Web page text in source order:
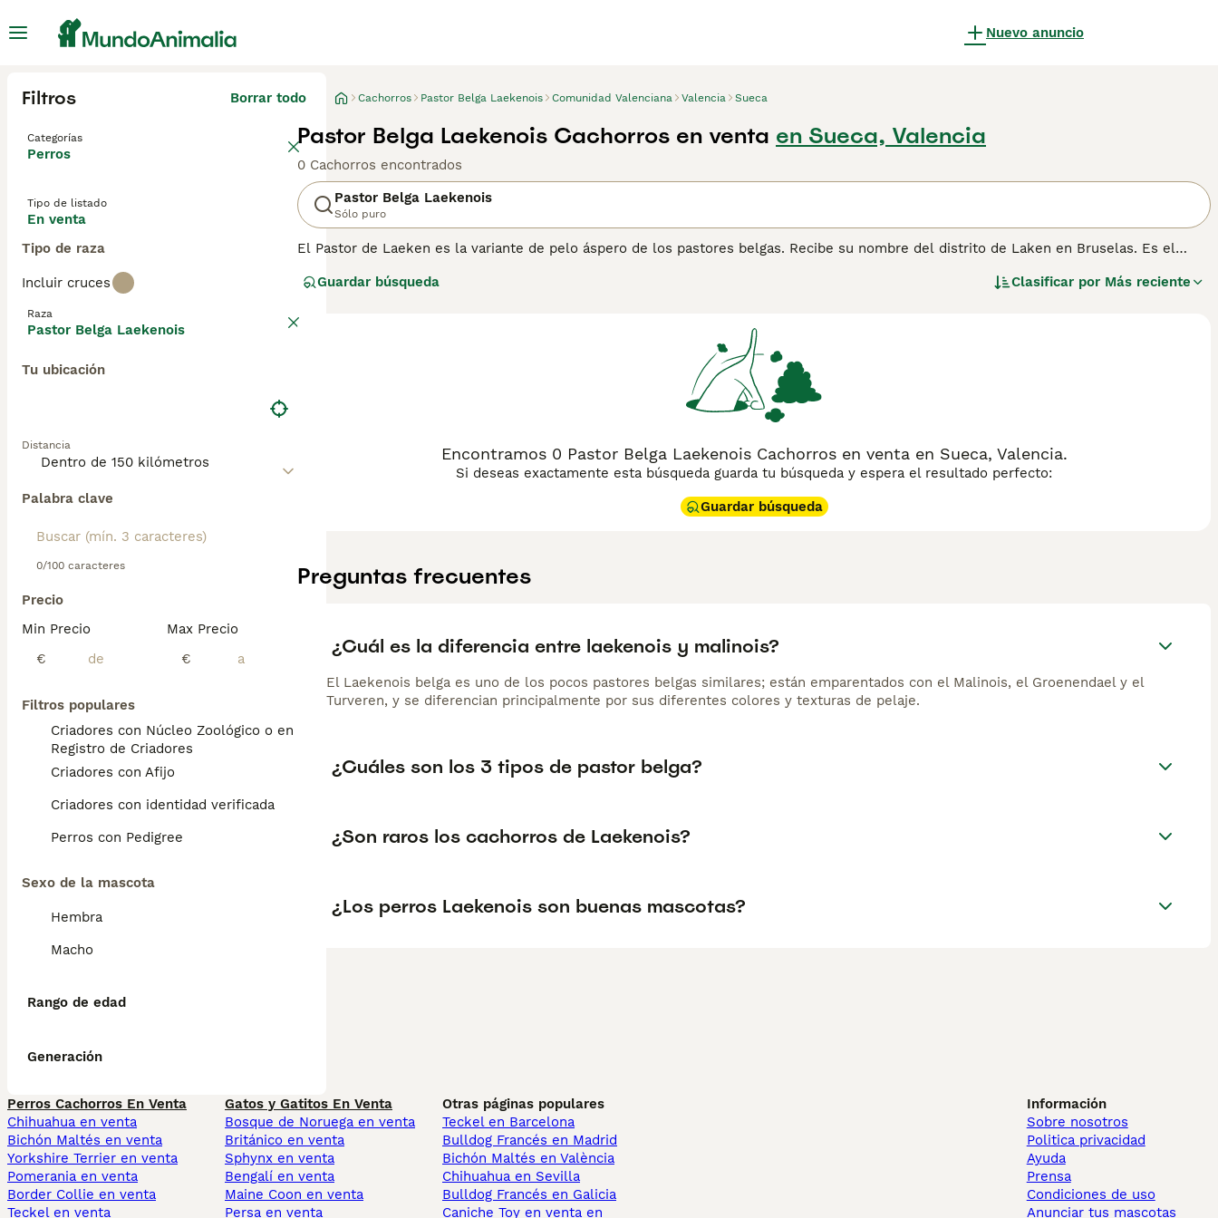
Nuevo anuncio
Filtros Borrar todo
Categorías
Perros
Tipo de listado
En venta
Tipo de raza
Incluir cruces
Raza
Pastor Belga Laekenois
Tu ubicación
Distancia
Palabra clave
0/100 caracteres
Precio
Min Precio
€
Max Precio
€
Filtros populares
Criadores con Núcleo Zoológico o en el
Registro de Criadores
Criadores con Afijo
Criadores con identidad verificada
Perros con Pedigree
Sexo de la mascota
Hembra
Macho
Rango de edad
Generación
Cachorros Pastor Belga Laekenois Comunidad Valenciana Valencia Sueca
Pastor Belga Laekenois Cachorros en venta en Sueca, Valencia
0 Cachorros encontrados
Pastor Belga Laekenois
Sólo puro
El Pastor de Laeken es la variante de pelo áspero de los pastores belgas. Recibe su nombre del distrito de Laken en Bruselas. Es el
familia. Consultanuestra página de consejos sobre el Pastor de Laeken para obtener más información sobre esta raza.
Guardar búsqueda Clasificar por Más reciente
Encontramos 0 Pastor Belga Laekenois Cachorros en venta en Sueca, Valencia.
Si deseas exactamente esta búsqueda guarda tu búsqueda y espera el resultado perfecto:
Guardar búsqueda
Preguntas frecuentes
¿Cuál es la diferencia entre laekenois y malinois?
El Laekenois belga es uno de los pocos pastores belgas similares; están emparentados con el Malinois, el Groenendael y el
Turveren, y se diferencian principalmente por sus diferentes colores y texturas de pelaje.
¿Cuáles son los 3 tipos de pastor belga?
¿Son raros los cachorros de Laekenois?
¿Los perros Laekenois son buenas mascotas?
Perros Cachorros En Venta
Chihuahua en venta
Bichón Maltés en venta
Yorkshire Terrier en venta
Pomerania en venta
Border Collie en venta
Teckel en venta
Gatos y Gatitos En Venta
Bosque de Noruega en venta
Británico en venta
Sphynx en venta
Bengalí en venta
Maine Coon en venta
Persa en venta
Otras páginas populares
Teckel en Barcelona
Bulldog Francés en Madrid
Bichón Maltés en València
Chihuahua en Sevilla
Bulldog Francés en Galicia
Caniche Toy en venta en
Información
Sobre nosotros
Politica privacidad
Ayuda
Prensa
Condiciones de uso
Anunciar tus mascotas